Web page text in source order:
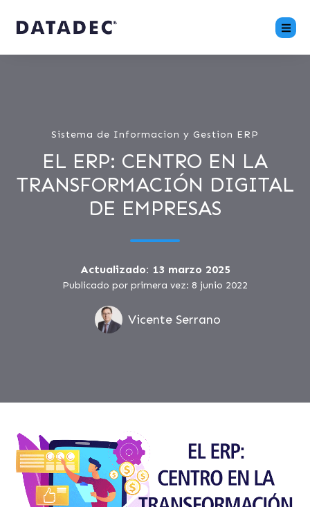
Sistema de Informacion y Gestion ERP
EL ERP: CENTRO EN LA
TRANSFORMACIÓN DIGITAL
DE EMPRESAS
Actualizado: 13 marzo 2025
Publicado por primera vez: 8 junio 2022
Vicente Serrano